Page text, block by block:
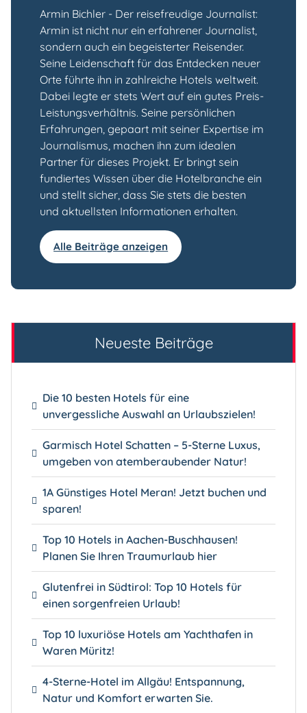
Armin Bichler - Der reisefreudige Journalist:
Armin ist nicht nur ein erfahrener Journalist,
sondern auch ein begeisterter Reisender.
Seine Leidenschaft für das Entdecken neuer
Orte führte ihn in zahlreiche Hotels weltweit.
Dabei legte er stets Wert auf ein gutes Preis-
Leistungsverhältnis. Seine persönlichen
Erfahrungen, gepaart mit seiner Expertise im
Journalismus, machen ihn zum idealen
Partner für dieses Projekt. Er bringt sein
fundiertes Wissen über die Hotelbranche ein
und stellt sicher, dass Sie stets die besten
und aktuellsten Informationen erhalten.
Alle Beiträge anzeigen
Neueste Beiträge
Die 10 besten Hotels für eine
unvergessliche Auswahl an Urlaubszielen!
Garmisch Hotel Schatten – 5-Sterne Luxus,
umgeben von atemberaubender Natur!
1A Günstiges Hotel Meran! Jetzt buchen und
sparen!
Top 10 Hotels in Aachen-Buschhausen!
Planen Sie Ihren Traumurlaub hier
Glutenfrei in Südtirol: Top 10 Hotels für
einen sorgenfreien Urlaub!
Top 10 luxuriöse Hotels am Yachthafen in
Waren Müritz!
4-Sterne-Hotel im Allgäu! Entspannung,
Natur und Komfort erwarten Sie.